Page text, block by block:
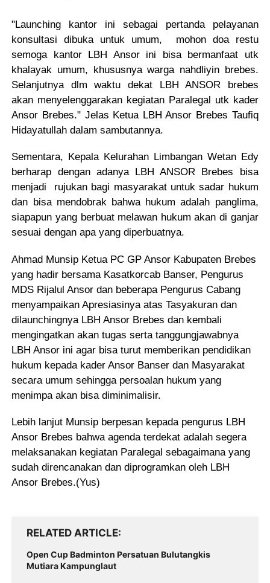
"Launching kantor ini sebagai pertanda pelayanan
konsultasi dibuka untuk umum, mohon doa restu
semoga kantor LBH Ansor ini bisa bermanfaat utk
khalayak umum, khususnya warga nahdliyin brebes.
Selanjutnya dlm waktu dekat LBH ANSOR brebes
akan menyelenggarakan kegiatan Paralegal utk kader
Ansor Brebes." Jelas Ketua LBH Ansor Brebes Taufiq
Hidayatullah dalam sambutannya.
Sementara, Kepala Kelurahan Limbangan Wetan Edy
berharap dengan adanya LBH ANSOR Brebes
bisa
menjadi
rujukan bagi masyarakat untuk sadar hukum
dan bisa mendobrak bahwa hukum adalah panglima,
siapapun yang berbuat melawan hukum akan di ganjar
sesuai dengan apa yang diperbuatnya.
Ahmad Munsip Ketua PC GP Ansor Kabupaten Brebes
yang hadir bersama Kasatkorcab Banser, Pengurus
MDS Rijalul Ansor dan beberapa Pengurus Cabang
menyampaikan Apresiasinya atas Tasyakuran dan
dilaunchingnya LBH Ansor Brebes dan kembali
mengingatkan akan tugas serta tanggungjawabnya
LBH Ansor ini agar bisa turut memberikan pendidikan
hukum kepada kader Ansor Banser dan Masyarakat
secara umum sehingga persoalan hukum yang
menimpa akan bisa diminimalisir.
Lebih lanjut Munsip berpesan kepada pengurus LBH
Ansor Brebes bahwa agenda terdekat adalah segera
melaksanakan kegiatan Paralegal sebagaimana yang
sudah direncanakan dan diprogramkan oleh LBH
Ansor Brebes.(Yus)
RELATED ARTICLE
Open Cup Badminton Persatuan Bulutangkis
Mutiara Kampunglaut